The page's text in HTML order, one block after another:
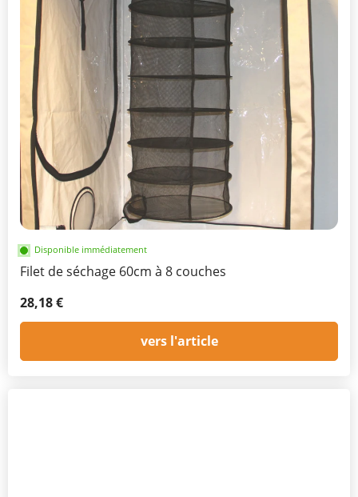
Disponible immédiatement
Filet de séchage 60cm à 8 couches
28,18 €
vers l'article